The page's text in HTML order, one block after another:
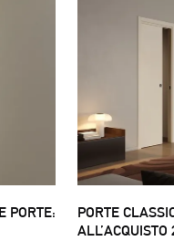
PORTE:
PORTE
ALL’ACQUISTO